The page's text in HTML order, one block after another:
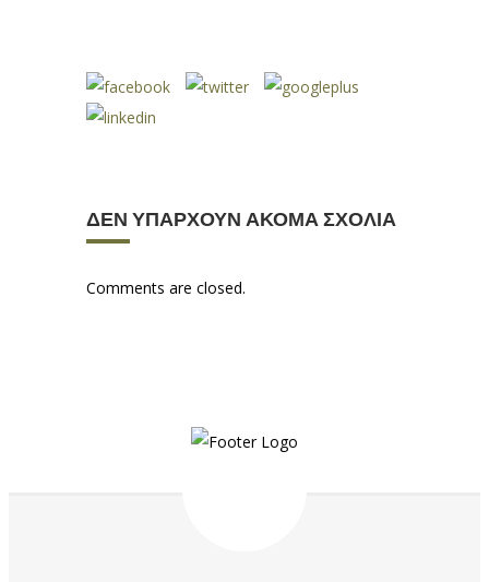
ΔΕΝ ΥΠΆΡΧΟΥΝ ΑΚΌΜΑ ΣΧΌΛΙΑ
Comments are closed.